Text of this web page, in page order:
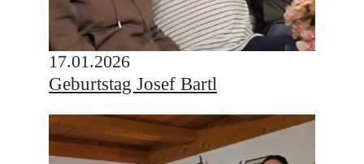
17.01.2026
Geburtstag Josef Bartl